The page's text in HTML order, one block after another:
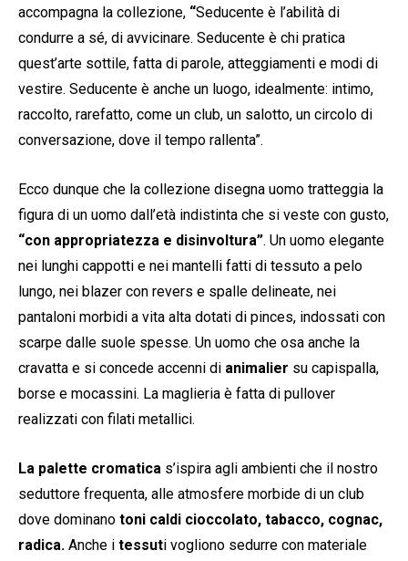
accompagna la collezione, “Seducente è l’abilità di
condurre a sé, di avvicinare. Seducente è chi pratica
quest’arte sottile, fatta di parole, atteggiamenti e modi di
vestire. Seducente è anche un luogo, idealmente: intimo,
raccolto, rarefatto, come un club, un salotto, un circolo di
conversazione, dove il tempo rallenta”.
Ecco dunque che la collezione disegna uomo tratteggia la
figura di un uomo dall’età indistinta che si veste con gusto,
“con appropriatezza e disinvoltura”. Un uomo elegante
nei lunghi cappotti e nei mantelli fatti di tessuto a pelo
lungo, nei blazer con revers e spalle delineate, nei
pantaloni morbidi a vita alta dotati di pinces, indossati con
scarpe dalle suole spesse. Un uomo che osa anche la
cravatta e si concede accenni di animalier su capispalla,
borse e mocassini. La maglieria è fatta di pullover
realizzati con filati metallici.
La palette cromatica s’ispira agli ambienti che il nostro
seduttore frequenta, alle atmosfere morbide di un club
dove dominano toni caldi cioccolato, tabacco, cognac,
radica. Anche i tessuti vogliono sedurre con materiale